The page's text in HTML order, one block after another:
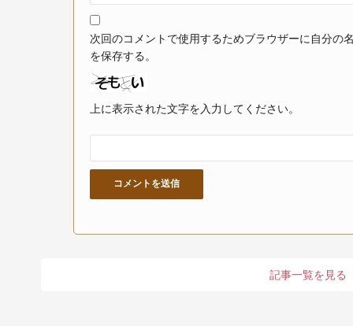
次回のコメントで使用するためブラウザーに自分の
を保存する。
上に表示された文字を入力してください。
記事一覧を見る